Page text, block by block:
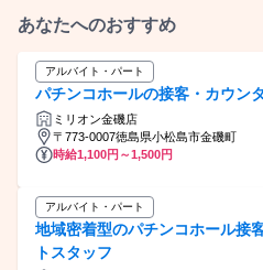
あなたへのおすすめ
アルバイト・パート
パチンコホールの接客・カウン
ミリオン金磯店
〒773-0007徳島県小松島市金磯町
時給1,100円～1,500円
アルバイト・パート
地域密着型のパチンコホール接
トスタッフ